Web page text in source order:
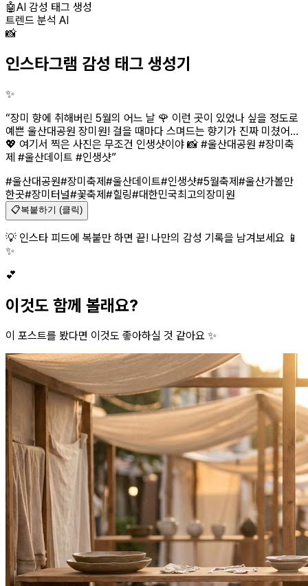
🤖AI 감성 태그 생성
트렌드 분석 AI
📸
인스타그램 감성 태그 생성기
✨
“장미 향에 취해버린 5월의 어느 날 🌹 이런 곳이 있었나 싶을 정도로
예쁜 울산대공원 장미원! 걸을 때마다 스며드는 향기가 진짜 미쳤어…
💖 여기서 찍은 사진은 무조건 인생샷이야 📸 #울산대공원 #장미축
제 #울산데이트 #인생샷”
#울산대공원#장미축제#울산데이트#인생샷#5월축제#울산가볼만
한곳#장미터널#꽃축제#힐링#대한민국최고의장미원
📋복붙하기 (클릭)
💡 인스타 피드에 복붙만 하면 끝! 나만의 감성 기록을 남겨보세요 📱
✨
💕
이것도 함께 볼래요?
이 포스트를 봤다면 이것도 좋아하실 것 같아요 ✨